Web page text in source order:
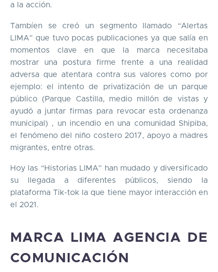
a la acción.
Tambíen se creó un segmento llamado “Alertas
LIMA” que tuvo pocas publicaciones ya que salía en
momentos clave en que la marca necesitaba
mostrar una postura firme frente a una realidad
adversa que atentara contra sus valores como por
ejemplo: el intento de privatización de un parque
público (Parque Castilla, medio millón de vistas y
ayudó a juntar firmas para revocar esta ordenanza
municipal) , un incendio en una comunidad Shipiba,
el fenómeno del niño costero 2017, apoyo a madres
migrantes, entre otras.
Hoy las “Historias LIMA” han mudado y diversificado
su llegada a diferentes públicos, siendo la
plataforma Tik-tok la que tiene mayor interacción en
el 2021.
MARCA LIMA AGENCIA DE
COMUNICACIÓN